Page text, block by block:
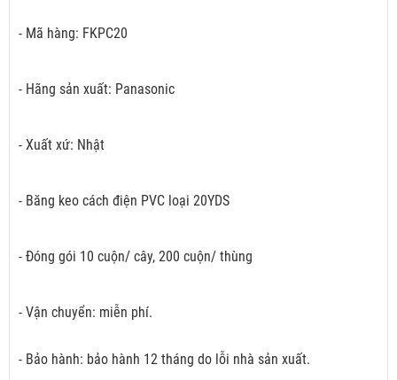
- Mã hàng: FKPC20
- Hãng sản xuất: Panasonic
- Xuất xứ: Nhật
- Băng keo cách điện PVC loại 20YDS
- Đóng gói 10 cuộn/ cây, 200 cuộn/ thùng
- Vận chuyển: miễn phí.
- Bảo hành: bảo hành 12 tháng do lỗi nhà sản xuất.